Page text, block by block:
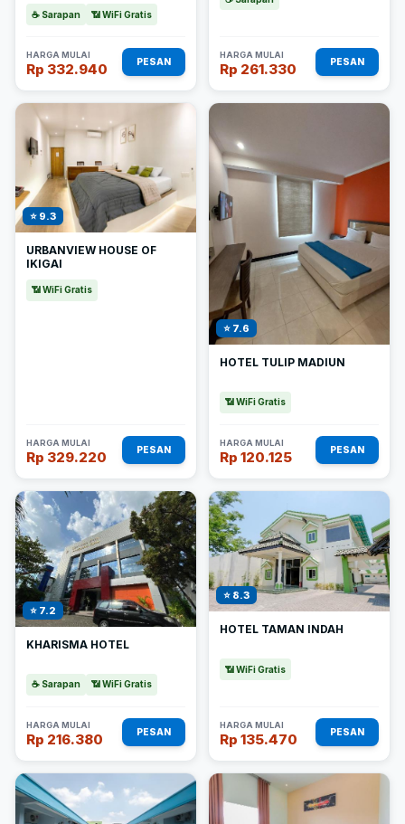
☕ Sarapan 📶 WiFi Gratis
HARGA MULAI
Rp 332.940 PESAN
HARGA MULAI
Rp 261.330 PESAN
⭐ 9.3
URBANVIEW HOUSE OF
IKIGAI
📶 WiFi Gratis
HARGA MULAI
Rp 329.220 PESAN
⭐ 7.6
HOTEL TULIP MADIUN
📶 WiFi Gratis
HARGA MULAI
Rp 120.125 PESAN
⭐ 7.2
KHARISMA HOTEL
☕ Sarapan 📶 WiFi Gratis
HARGA MULAI
Rp 216.380 PESAN
⭐ 8.3
HOTEL TAMAN INDAH
📶 WiFi Gratis
HARGA MULAI
Rp 135.470 PESAN